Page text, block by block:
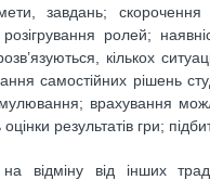
завдань;
ролей;
кількох
самостійних рішень
врахування
оцінки результатів гри;
на відміну від інших